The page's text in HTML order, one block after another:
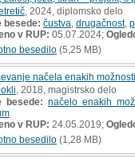
, 2024, diplomsko delo
besede: čustva drugačnost,
v RUP: 05.07.2024;
besedilo (5,25 MB)
načela enakih
, 2018, magistrsko delo
besede: načelo enakih
v RUP: 24.05.2019;
besedilo (1,28 MB)